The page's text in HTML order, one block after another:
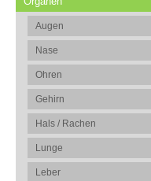
Augen
Nase
Ohren
Gehirn
Hals / Rachen
Lunge
Leber